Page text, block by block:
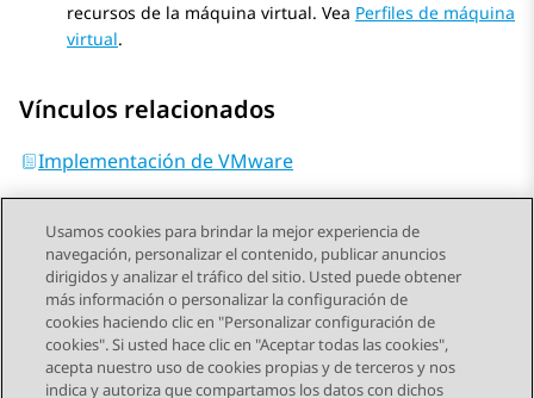
recursos de la máquina virtual. Vea Perfiles de máquina
virtual.
Vínculos relacionados
Implementación de VMware
Send Feedback
Usamos cookies para brindar la mejor experiencia de
navegación, personalizar el contenido, publicar anuncios
dirigidos y analizar el tráfico del sitio. Usted puede obtener
más información o personalizar la configuración de
cookies haciendo clic en "Personalizar configuración de
cookies". Si usted hace clic en "Aceptar todas las cookies",
acepta nuestro uso de cookies propias y de terceros y nos
indica y autoriza que compartamos los datos con dichos